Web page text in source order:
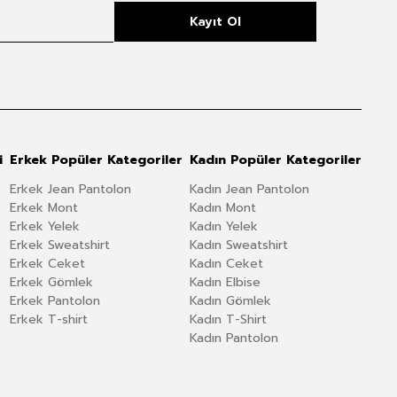
Kayıt Ol
Erkek Popüler Kategoriler
Erkek Jean Pantolon
Erkek Mont
Erkek Yelek
Erkek Sweatshirt
Erkek Ceket
Erkek Gömlek
Erkek Pantolon
Erkek T-shirt
Kadın Popüler Kategoriler
Kadın Jean Pantolon
Kadın Mont
Kadın Yelek
Kadın Sweatshirt
Kadın Ceket
Kadın Elbise
Kadın Gömlek
Kadın T-Shirt
Kadın Pantolon